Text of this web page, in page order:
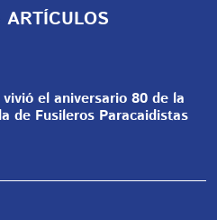
ARTÍCULOS
el aniversario 80 de la
de Fusileros Paracaidistas